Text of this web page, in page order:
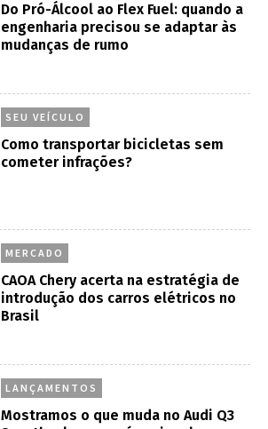
Do Pró-Álcool ao Flex Fuel: quando a
engenharia precisou se adaptar às
mudanças de rumo
SEU VEÍCULO
Como transportar bicicletas sem
cometer infrações?
MERCADO
CAOA Chery acerta na estratégia de
introdução dos carros elétricos no
Brasil
LANÇAMENTOS
Mostramos o que muda no Audi Q3